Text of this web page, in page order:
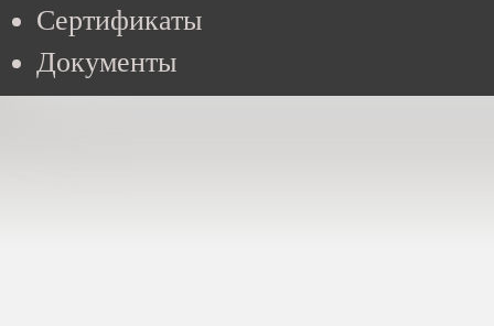
Сертификаты
Документы